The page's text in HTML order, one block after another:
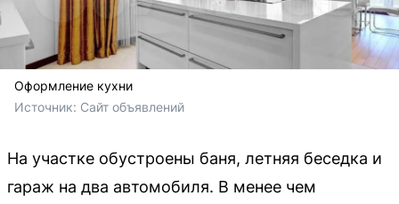
Оформление кухни
Источник: Сайт объявлений
На участке обустроены баня, летняя беседка и
гараж на два автомобиля. В менее чем